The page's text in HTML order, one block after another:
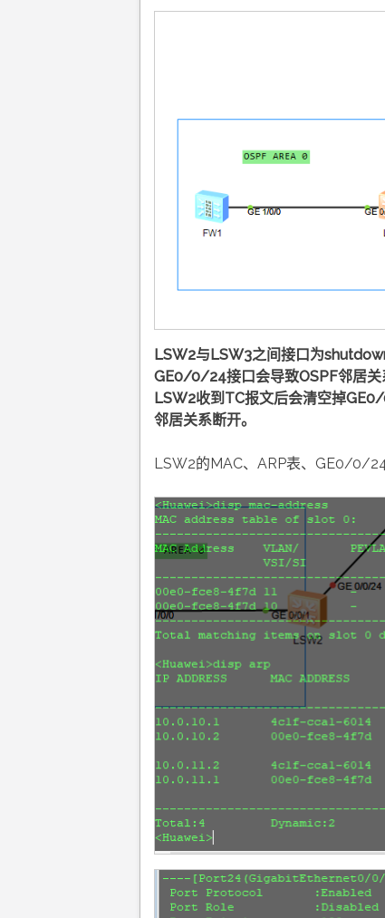
LSW2与LSW3之间接口为
GE0/0/24接口会导致OSPF邻居关
LSW2收到TC报文后会清空掉
邻居关系断开。
LSW2的MAC、ARP表、GE0/0/